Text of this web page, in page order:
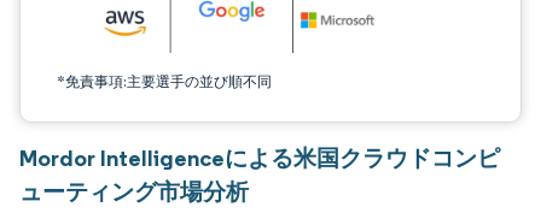
*免責事項:主要選手の並び順不同
Mordor Intelligenceによる米国クラウドコンピ
ューティング市場分析